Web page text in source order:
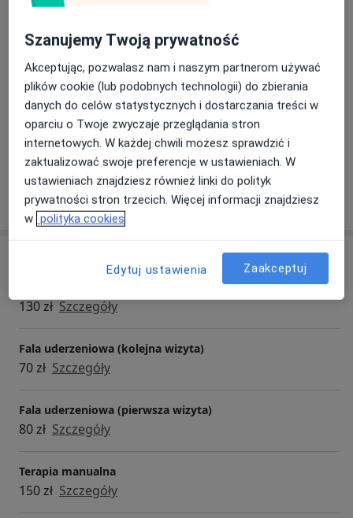
pracowałam przede wszystkim z pacjentami
ortopedycznymi, neurologicznymi, a także z dziećmi w
zakresie wad postawy. Zainteresowania rozwijam w
kierunku terapii manualnej oraz terapii tkanek
miękkich. Ponadto dużą uwagę przykładam do
medycznego treningu stabilizacyjnego w przypadku
dolegliwości bólowych kręgosłupa. Specjalizuję się w
rehabilitacji po złamaniach, skręceniach,
rekonstrukcjach więzadeł oraz różnego rodzaju
dolegliwościach bólowych kręgosłupa. Rehabilitacja.
Fizjoterapia.
Zakres porad
Fizjoterapia
Rehabilitacja medyczna
Główne obszary pomocy
Bóle kręgosłupa Rwa kulszowa
Dyskopatia
Ból barku
Ból kolana +7a11y_sr_more_diseases
Pokaż więcejo doświadczeniu
130 zł Szczegóły
Fala uderzeniowa (kolejna wizyta)
70 zł Szczegóły
Fala uderzeniowa (pierwsza wizyta)
80 zł Szczegóły
Terapia manualna
150 zł Szczegóły
Szanujemy Twoją prywatność
Akceptując, pozwalasz nam i naszym partnerom używać
plików cookie (lub podobnych technologii) do zbierania
danych do celów statystycznych i dostarczania treści w
oparciu o Twoje zwyczaje przeglądania stron
internetowych. W każdej chwili możesz sprawdzić i
zaktualizować swoje preferencje w ustawieniach. W
ustawieniach znajdziesz również linki do polityk
prywatności stron trzecich. Więcej informacji znajdziesz
w polityka cookies
Edytuj ustawienia Zaakceptuj